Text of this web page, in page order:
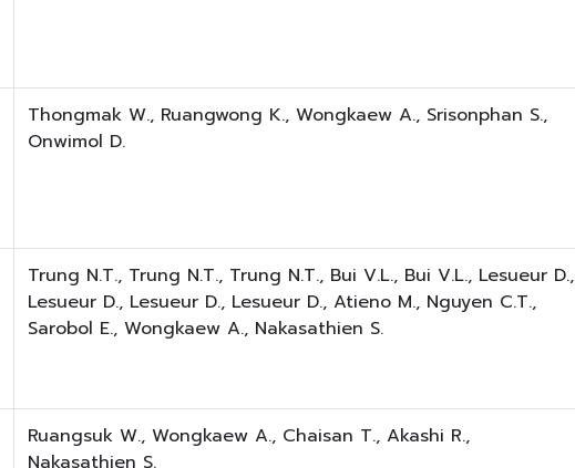
Thongmak W., Ruangwong K., Wongkaew A., Srisonphan S.,
Onwimol D.
Trung N.T., Trung N.T., Trung N.T., Bui V.L., Bui V.L., Lesueur D.,
Lesueur D., Lesueur D., Lesueur D., Atieno M., Nguyen C.T.,
Sarobol E., Wongkaew A., Nakasathien S.
Ruangsuk W., Wongkaew A., Chaisan T., Akashi R.,
Nakasathien S.